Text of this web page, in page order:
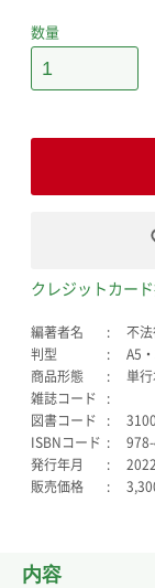
数量
クレジットカー
編著者名
不
判型
A5
商品形態
単
雑誌コード
図書コード
ISBNコード
発行年月
販売価格
内容